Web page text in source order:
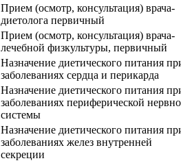
Прием (осмотр, консультация) врача-
диетолога первичный
Прием (осмотр, консультация) врача-
лечебной физкультуры, первичный
Назначение диетического питания
заболеваниях сердца и перикарда
Назначение диетического питания
заболеваниях периферической
системы
Назначение диетического питания
заболеваниях желез внутренней
секреции